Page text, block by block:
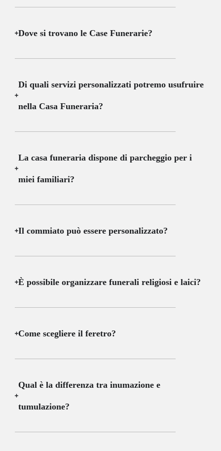
Dove si trovano le Case Funerarie?
Di quali servizi personalizzati potremo usufruire
nella Casa Funeraria?
La casa funeraria dispone di parcheggio per i
miei familiari?
Il commiato può essere personalizzato?
È possibile organizzare funerali religiosi e laici?
Come scegliere il feretro?
Qual è la differenza tra inumazione e
tumulazione?